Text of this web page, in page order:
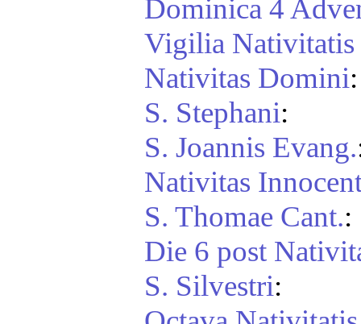
Dominica 4
Vigilia
Nativitas Domini:
S. Stephani:
S. Joannis Evang.
Nativitas
S. Thomae Cant.:
Die 6 post
S. Silvestri: